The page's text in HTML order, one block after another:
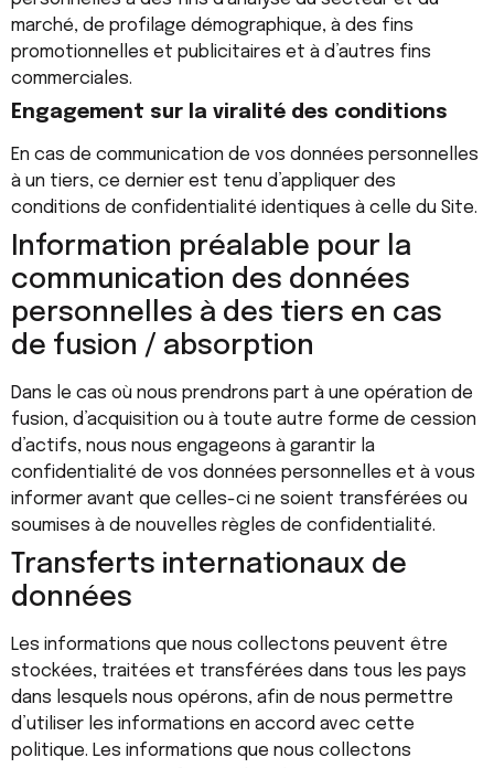
marché, de profilage démographique, à des fins
promotionnelles et publicitaires et à d’autres fins
commerciales.
Engagement sur la viralité des conditions
En cas de communication de vos données personnelles
à un tiers, ce dernier est tenu d’appliquer des
conditions de confidentialité identiques à celle du Site.
Information préalable pour la
communication des données
personnelles à des tiers en cas
de fusion / absorption
Dans le cas où nous prendrons part à une opération de
fusion, d’acquisition ou à toute autre forme de cession
d’actifs, nous nous engageons à garantir la
confidentialité de vos données personnelles et à vous
informer avant que celles-ci ne soient transférées ou
soumises à de nouvelles règles de confidentialité.
Transferts internationaux de
données
Les informations que nous collectons peuvent être
stockées, traitées et transférées dans tous les pays
dans lesquels nous opérons, afin de nous permettre
d’utiliser les informations en accord avec cette
politique. Les informations que nous collectons